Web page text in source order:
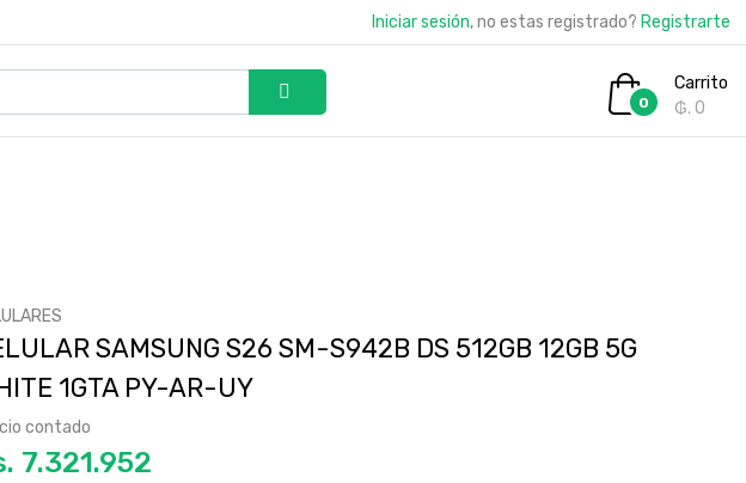
Iniciar sesión, no estas registrado? Registrarte
0
Carrito
₲. 0
SAMSUNG S26 SM-S942B DS 512GB 12GB 5G
1GTA PY-AR-UY
contado